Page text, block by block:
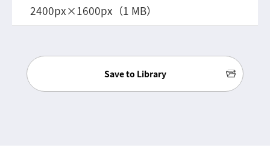
2400px×1600px（1 MB）
Save to Library